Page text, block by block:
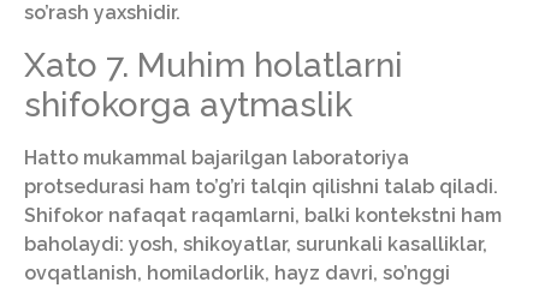
so’rash yaxshidir.
Xato 7. Muhim holatlarni
shifokorga aytmaslik
Hatto mukammal bajarilgan laboratoriya
protsedurasi ham to’g’ri talqin qilishni talab qiladi.
Shifokor nafaqat raqamlarni, balki kontekstni ham
baholaydi: yosh, shikoyatlar, surunkali kasalliklar,
ovqatlanish, homiladorlik, hayz davri, so’nggi